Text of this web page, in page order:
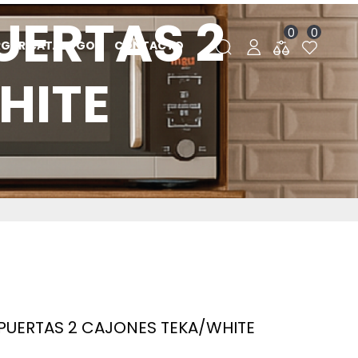
CATÁLOGO CONTACTO
0 0
2
2 CAJONES TEKA/WHITE